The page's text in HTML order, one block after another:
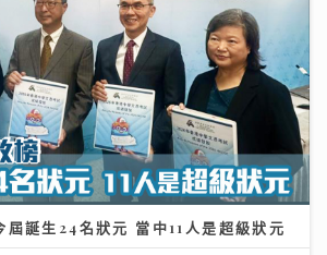
屆誕生24名狀元 當中11人是超級狀元